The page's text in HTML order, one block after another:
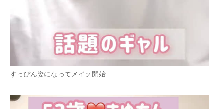
すっぴん姿になってメイク開始